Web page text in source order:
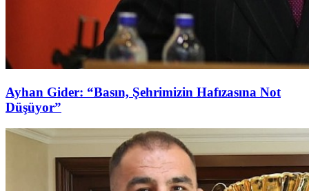
Ayhan Gider: “Basın, Şehrimizin Hafızasına Not
Düşüyor”